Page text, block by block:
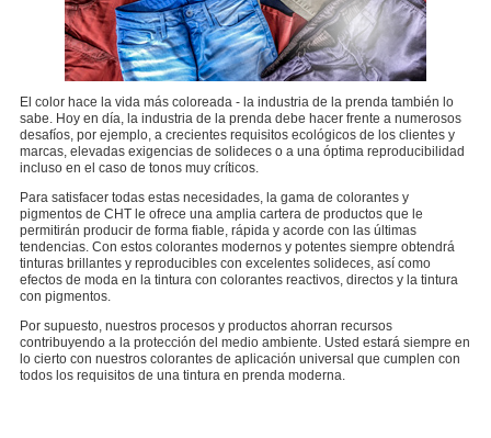
El color hace la vida más coloreada - la industria de la prenda también lo
sabe. Hoy en día, la industria de la prenda debe hacer frente a numerosos
desafíos, por ejemplo, a crecientes requisitos ecológicos de los clientes y
marcas, elevadas exigencias de solideces o a una óptima reproducibilidad
incluso en el caso de tonos muy críticos.
Para satisfacer todas estas necesidades, la gama de colorantes y
pigmentos de CHT le ofrece una amplia cartera de productos que le
permitirán producir de forma fiable, rápida y acorde con las últimas
tendencias. Con estos colorantes modernos y potentes siempre obtendrá
tinturas brillantes y reproducibles con excelentes solideces, así como
efectos de moda en la tintura con colorantes reactivos, directos y la tintura
con pigmentos.
Por supuesto, nuestros procesos y productos ahorran recursos
contribuyendo a la protección del medio ambiente. Usted estará siempre en
lo cierto con nuestros colorantes de aplicación universal que cumplen con
todos los requisitos de una tintura en prenda moderna.